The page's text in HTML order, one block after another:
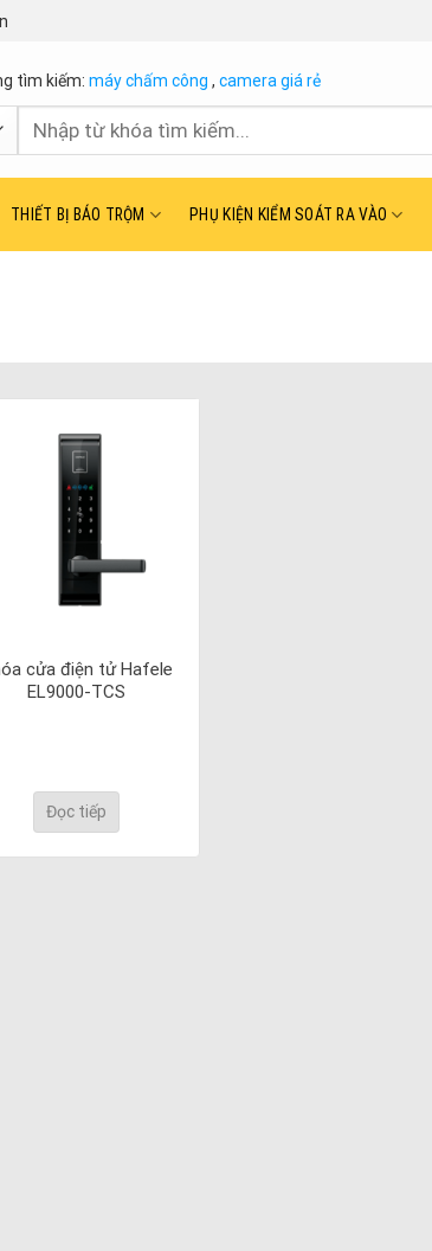
tìm kiếm: máy chấm công , camera giá rẻ
Tìm
THIẾT BỊ BÁO TRỘM PHỤ KIỆN KIỂM SOÁT RA VÀO
cửa điện tử Hafele
EL9000-TCS
Đọc tiếp